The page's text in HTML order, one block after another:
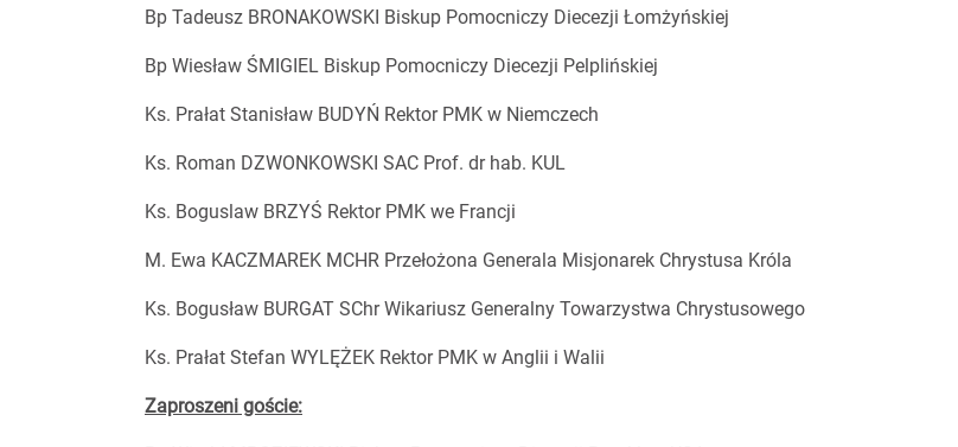
Bp Tadeusz BRONAKOWSKI Biskup Pomocniczy Diecezji Łomżyńskiej
Bp Wiesław ŚMIGIEL Biskup Pomocniczy Diecezji Pelplińskiej
Ks. Prałat Stanisław BUDYŃ Rektor PMK w Niemczech
Ks. Roman DZWONKOWSKI SAC Prof. dr hab. KUL
Ks. Boguslaw BRZYŚ Rektor PMK we Francji
M. Ewa KACZMAREK MCHR Przełożona Generala Misjonarek Chrystusa Króla
Ks. Bogusław BURGAT SChr Wikariusz Generalny Towarzystwa Chrystusowego
Ks. Prałat Stefan WYLĘŻEK Rektor PMK w Anglii i Walii
Zaproszeni goście: